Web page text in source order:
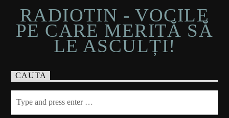
RADIOTIN - VOCILE
PE CARE MERITĂ SĂ
LE ASCULȚI!
CAUTA